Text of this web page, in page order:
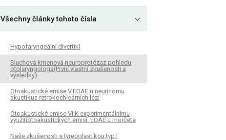
Všechny články tohoto čísla
Hypofaryngeální divertikl
Sluchová kmenová neuroprotézaz pohledu
otolaryngologa(První vlastní zkušenosti a
výsledky)
Otoakustické emise V.EOAE u neurinomu
akustikua retrokochleárních lézí
Otoakustické emise VI.K experimentálnímu
využitíotoakustických emisí. EOAE u morčete
Naše zkušenosti s tyreoplastikou typ I